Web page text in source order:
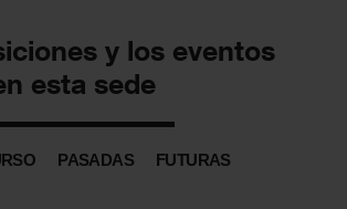
y los eventos
esta sede
PASADAS FUTURAS